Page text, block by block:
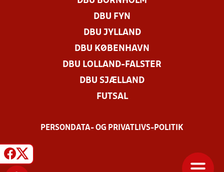
DBU FYN
DBU JYLLAND
DBU KØBENHAVN
DBU LOLLAND-FALSTER
DBU SJÆLLAND
FUTSAL
PERSONDATA- OG PRIVATLIVS-POLITIK